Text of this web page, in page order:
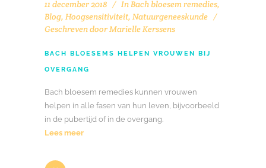
11 december 2018 In Bach bloesem remedies,
Blog, Hoogsensitiviteit, Natuurgeneeskunde
Geschreven doorMarielle Kerssens
BACH BLOESEMS HELPEN VROUWEN BIJ
OVERGANG
Bach bloesem remedies kunnen vrouwen
helpen in alle fasen van hun leven, bijvoorbeeld
in de pubertijd of in de overgang.
Lees meer